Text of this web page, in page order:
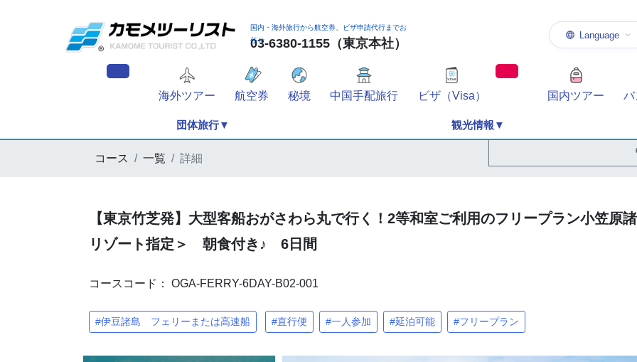
Language
国内・海外旅行から航空券、ビザ申請代行までお
任せ
03-6380-1155（東京本社）
海外ツアー 航空券 秘境 中国手配旅行 ビザ（Visa） 国内ツアー
団体旅行▼ 観光情報▼
コース 一覧 詳細
【東京竹芝発】大型客船おがさわら丸で行く！2等和室ご利用のフリープラン小笠
リゾート指定＞ 朝食付き♪ 6日間
コースコード： OGA-FERRY-6DAY-B02-001
#伊豆諸島 フェリーまたは高速船 #直行便 #一人参加 #延泊可能 #フリープラン